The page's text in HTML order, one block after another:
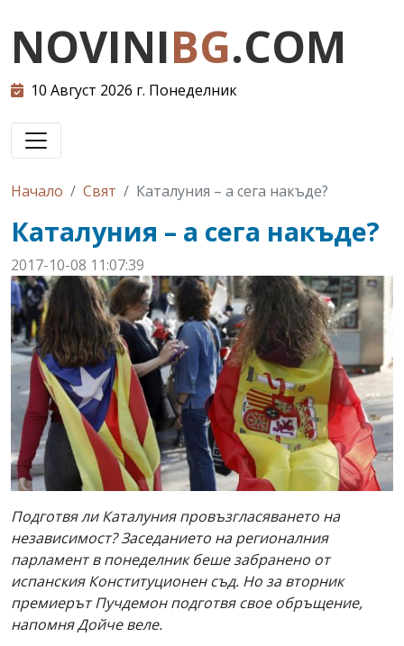
NOVINIBG.COM
10 Август 2026 г. Понеделник
Начало Свят Каталуния – а сега накъде?
Каталуния – а сега накъде?
2017-10-08 11:07:39
Подготвя ли Каталуния провъзгласяването на
независимост? Заседанието на регионалния
парламент в понеделник беше забранено от
испанския Конституционен съд. Но за вторник
премиерът Пучдемон подготвя свое обръщение,
напомня Дойче веле.